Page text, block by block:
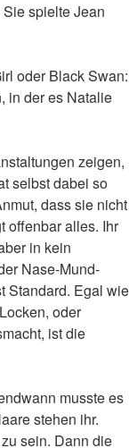
spielte Jean
oder Black Swan:
in der es Natalie
zeigen,
selbst dabei so
dass sie nicht
offenbar alles. Ihr
in kein
Nase-Mund-
Standard. Egal wie
oder
ist die
musste es
stehen ihr.
sein. Dann die